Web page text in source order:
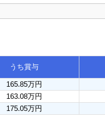
うち賞与
165.85万円
163.08万円
175.05万円